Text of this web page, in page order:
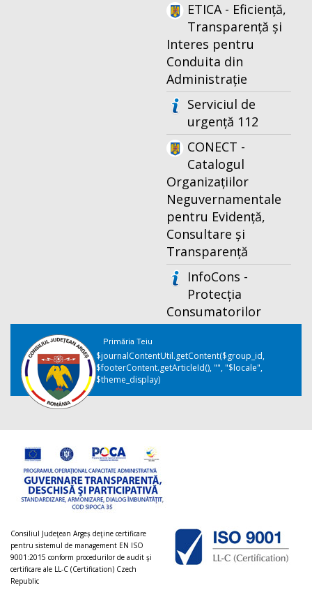
ETICA - Eficiență,
Transparență și
Interes pentru
Conduita din
Administrație
Serviciul de
urgență 112
CONECT -
Catalogul
Organizațiilor
Neguvernamentale
pentru Evidență,
Consultare și
Transparență
InfoCons -
Protecția
Consumatorilor
Primăria Teiu
$journalContentUtil.getContent($group_id,
$footerContent.getArticleId(), "", "$locale",
$theme_display)
Consiliul Judeţean Argeș deţine certificare
pentru sistemul de management EN ISO
9001:2015 conform procedurilor de audit şi
certificare ale LL-C (Certification) Czech
Republic